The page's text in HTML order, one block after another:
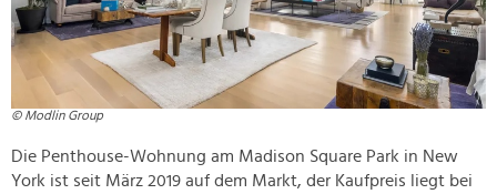
© Modlin Group
Die Penthouse-Wohnung am Madison Square Park in New
York ist seit März 2019 auf dem Markt, der Kaufpreis liegt bei